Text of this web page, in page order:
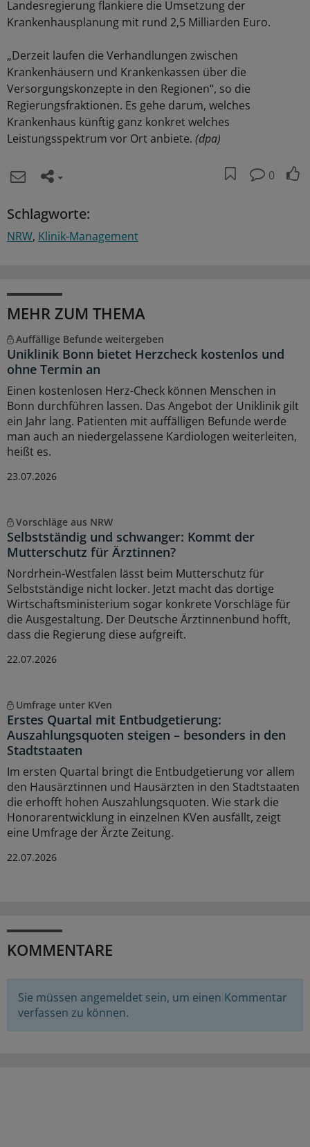
Landesregierung flankiere die Umsetzung der
Krankenhausplanung mit rund 2,5 Milliarden Euro.
„Derzeit laufen die Verhandlungen zwischen
Krankenhäusern und Krankenkassen über die
Versorgungskonzepte in den Regionen“, so die
Regierungsfraktionen. Es gehe darum, welches
Krankenhaus künftig ganz konkret welches
Leistungsspektrum vor Ort anbiete. (dpa)
0
Schlagworte:
NRW Klinik-Management
MEHR ZUM THEMA
Auffällige Befunde weitergeben
Uniklinik Bonn bietet Herzcheck kostenlos und
ohne Termin an
Einen kostenlosen Herz-Check können Menschen in
Bonn durchführen lassen. Das Angebot der Uniklinik gilt
ein Jahr lang. Patienten mit auffälligen Befunde werde
man auch an niedergelassene Kardiologen weiterleiten,
heißt es.
23.07.2026
Vorschläge aus NRW
Selbstständig und schwanger: Kommt der
Mutterschutz für Ärztinnen?
Nordrhein-Westfalen lässt beim Mutterschutz für
Selbstständige nicht locker. Jetzt macht das dortige
Wirtschaftsministerium sogar konkrete Vorschläge für
die Ausgestaltung. Der Deutsche Ärztinnenbund hofft,
dass die Regierung diese aufgreift.
22.07.2026
Umfrage unter KVen
Erstes Quartal mit Entbudgetierung:
Auszahlungsquoten steigen – besonders in den
Stadtstaaten
Im ersten Quartal bringt die Entbudgetierung vor allem
den Hausärztinnen und Hausärzten in den Stadtstaaten
die erhofft hohen Auszahlungsquoten. Wie stark die
Honorarentwicklung in einzelnen KVen ausfällt, zeigt
eine Umfrage der Ärzte Zeitung.
22.07.2026
KOMMENTARE
Sie müssen angemeldet sein, um einen Kommentar
verfassen zu können.